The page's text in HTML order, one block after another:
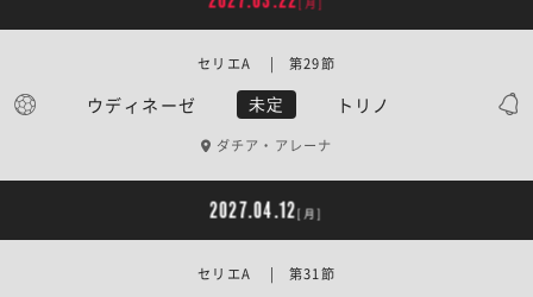
ウディネーゼ 未定 トリノ
セリエA | 第29節
ダチア・アレーナ
2027.04.12[月]
セリエA | 第31節